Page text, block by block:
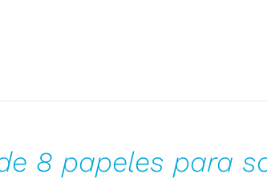
8 papeles para